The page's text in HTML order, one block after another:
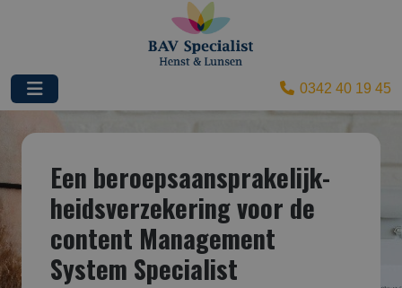
0342 40 19 45
Een beroepsaansprakelijk­
heids­verzekering voor de
content Management
System Specialist